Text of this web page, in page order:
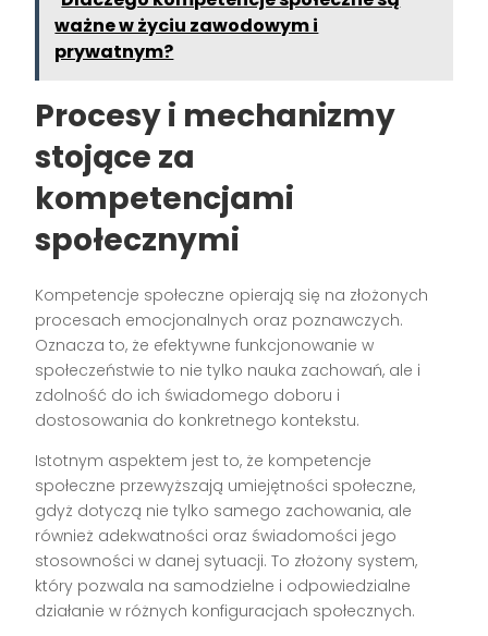
ważne w życiu zawodowym i
prywatnym?
Procesy i mechanizmy
stojące za
kompetencjami
społecznymi
Kompetencje społeczne opierają się na złożonych
procesach emocjonalnych oraz poznawczych.
Oznacza to, że efektywne funkcjonowanie w
społeczeństwie to nie tylko nauka zachowań, ale i
zdolność do ich świadomego doboru i
dostosowania do konkretnego kontekstu.
Istotnym aspektem jest to, że kompetencje
społeczne przewyższają umiejętności społeczne,
gdyż dotyczą nie tylko samego zachowania, ale
również adekwatności oraz świadomości jego
stosowności w danej sytuacji. To złożony system,
który pozwala na samodzielne i odpowiedzialne
działanie w różnych konfiguracjach społecznych.